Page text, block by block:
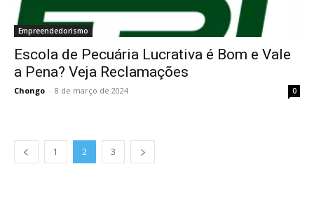
Empreendedorismo
Escola de Pecuária Lucrativa é Bom e Vale
a Pena? Veja Reclamações
Chongo - 8 de março de 2024 0
1 2 3